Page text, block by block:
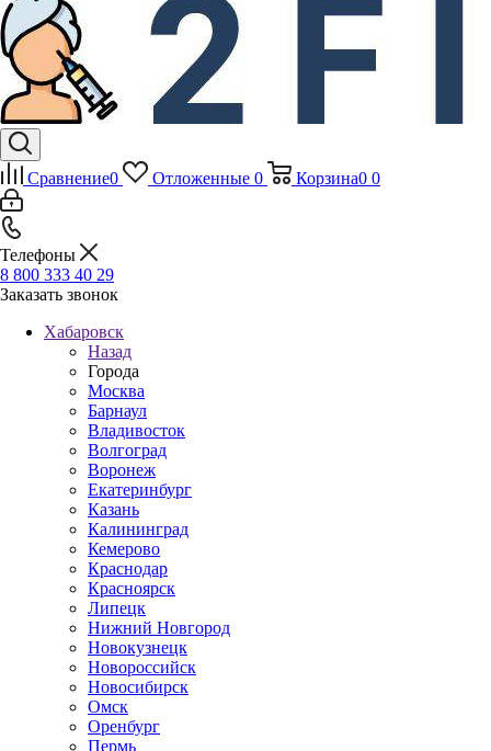
Сравнение0 Отложенные 0 Корзина0 0
Телефоны
8 800 333 40 29
Заказать звонок
Хабаровск
Назад
Города
Москва
Барнаул
Владивосток
Волгоград
Воронеж
Екатеринбург
Казань
Калининград
Кемерово
Краснодар
Красноярск
Липецк
Нижний Новгород
Новокузнецк
Новороссийск
Новосибирск
Омск
Оренбург
Пермь